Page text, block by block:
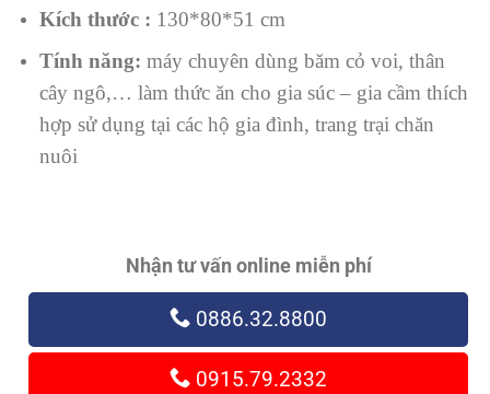
Kích thước : 130*80*51 cm
Tính năng: máy chuyên dùng băm cỏ voi, thân
cây ngô,… làm thức ăn cho gia súc – gia cầm thích
hợp sử dụng tại các hộ gia đình, trang trại chăn
nuôi
Nhận tư vấn online miễn phí
0886.32.8800
0915.79.2332